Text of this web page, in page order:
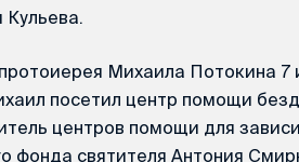
Кульева.
Михаила Потокина 7
посетил центр помощи
центров помощи для
фонда святителя Антония